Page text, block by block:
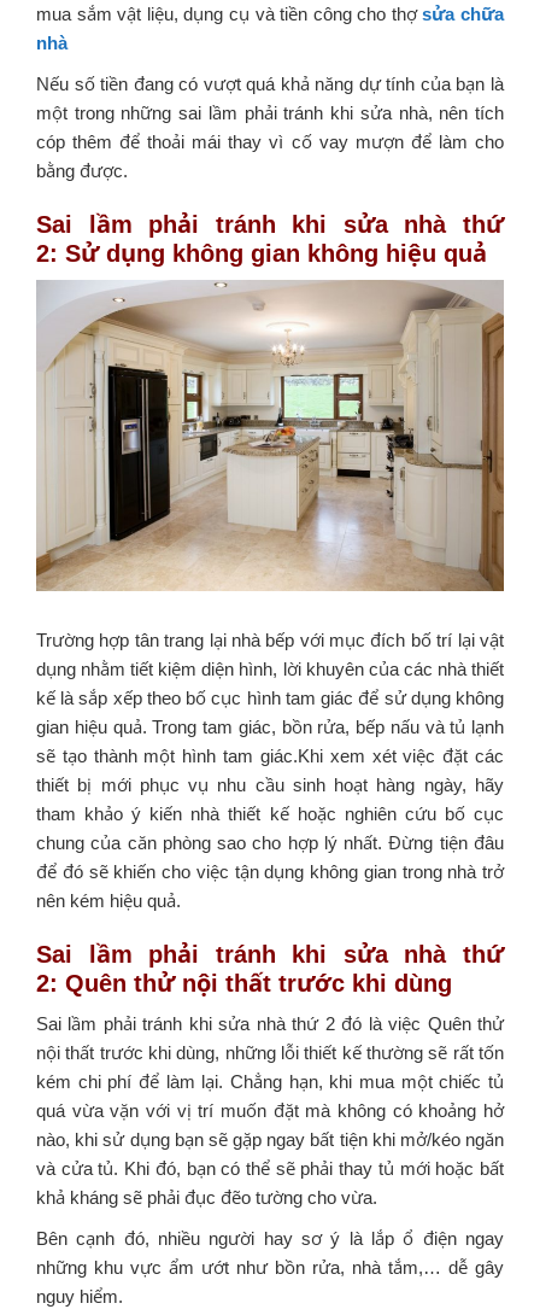
mua sắm vật liệu, dụng cụ và tiền công cho thợsửa chữa
nhà
Nếu số tiền đang có vượt quá khả năng dự tính của bạn là
một trong những sai lầm phải tránh khi sửa nhà, nên tích
cóp thêm để thoải mái thay vì cố vay mượn để làm cho
bằng được.
Sai lầm phải tránh khi sửa nhà thứ
2: Sử dụng không gian không hiệu quả
Trường hợp tân trang lại nhà bếp với mục đích bố trí lại vật
dụng nhằm tiết kiệm diện hình, lời khuyên của các nhà thiết
kế là sắp xếp theo bố cục hình tam giác để sử dụng không
gian hiệu quả. Trong tam giác, bồn rửa, bếp nấu và tủ lạnh
sẽ tạo thành một hình tam giác.Khi xem xét việc đặt các
thiết bị mới phục vụ nhu cầu sinh hoạt hàng ngày, hãy
tham khảo ý kiến nhà thiết kế hoặc nghiên cứu bố cục
chung của căn phòng sao cho hợp lý nhất. Đừng tiện đâu
để đó sẽ khiến cho việc tận dụng không gian trong nhà trở
nên kém hiệu quả.
Sai lầm phải tránh khi sửa nhà thứ
2: Quên thử nội thất trước khi dùng
Sai lầm phải tránh khi sửa nhà thứ 2 đó là việc Quên thử
nội thất trước khi dùng, những lỗi thiết kế thường sẽ rất tốn
kém chi phí để làm lại. Chẳng hạn, khi mua một chiếc tủ
quá vừa vặn với vị trí muốn đặt mà không có khoảng hở
nào, khi sử dụng bạn sẽ gặp ngay bất tiện khi mở/kéo ngăn
và cửa tủ. Khi đó, bạn có thể sẽ phải thay tủ mới hoặc bất
khả kháng sẽ phải đục đẽo tường cho vừa.
Bên cạnh đó, nhiều người hay sơ ý là lắp ổ điện ngay
những khu vực ẩm ướt như bồn rửa, nhà tắm,… dễ gây
nguy hiểm.